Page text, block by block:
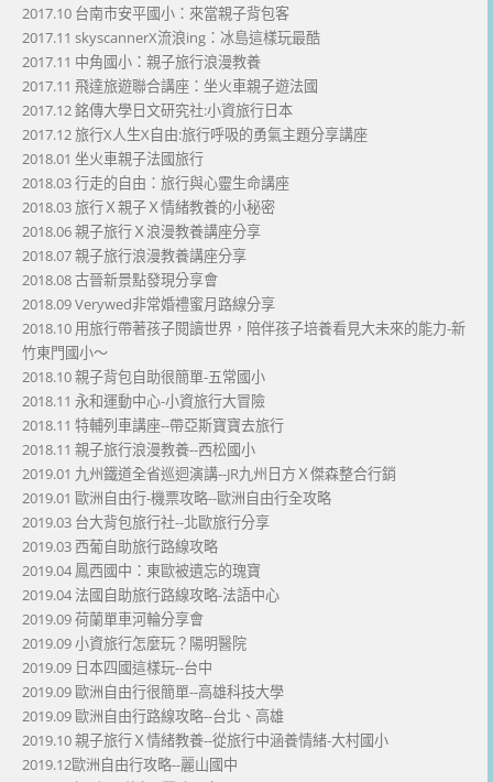
2017.10 台南市安平國小：來當親子背包客
2017.11 skyscannerX流浪ing：冰島這樣玩最酷
2017.11 中角國小：親子旅行浪漫教養
2017.11 飛達旅遊聯合講座：坐火車親子遊法國
2017.12 銘傳大學日文研究社:小資旅行日本
2017.12 旅行X人生X自由:旅行呼吸的勇氣主題分享講座
2018.01 坐火車親子法國旅行
2018.03 行走的自由：旅行與心靈生命講座
2018.03 旅行Ｘ親子Ｘ情緒教養的小秘密
2018.06 親子旅行Ｘ浪漫教養講座分享
2018.07 親子旅行浪漫教養講座分享
2018.08 古晉新景點發現分享會
2018.09 Verywed非常婚禮蜜月路線分享
2018.10 用旅行帶著孩子閱讀世界，陪伴孩子培養看見大未來的能力-新
竹東門國小～
2018.10 親子背包自助很簡單-五常國小
2018.11 永和運動中心-小資旅行大冒險
2018.11 特輔列車講座--帶亞斯寶寶去旅行
2018.11 親子旅行浪漫教養--西松國小
2019.01 九州鐵道全省巡迴演講--JR九州日方Ｘ傑森整合行銷
2019.01 歐洲自由行-機票攻略--歐洲自由行全攻略
2019.03 台大背包旅行社--北歐旅行分享
2019.03 西葡自助旅行路線攻略
2019.04 鳳西國中：東歐被遺忘的瑰寶
2019.04 法國自助旅行路線攻略-法語中心
2019.09 荷蘭單車河輪分享會
2019.09 小資旅行怎麼玩？陽明醫院
2019.09 日本四國這樣玩--台中
2019.09 歐洲自由行很簡單--高雄科技大學
2019.09 歐洲自由行路線攻略--台北、高雄
2019.10 親子旅行Ｘ情緒教養--從旅行中涵養情緒-大村國小
2019.12歐洲自由行攻略--麗山國中